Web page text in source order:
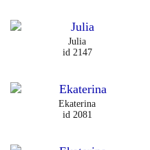
Julia
id 2147
Ekaterina
id 2081